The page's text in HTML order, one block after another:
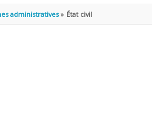
PRINCIPAL
administratives État civil